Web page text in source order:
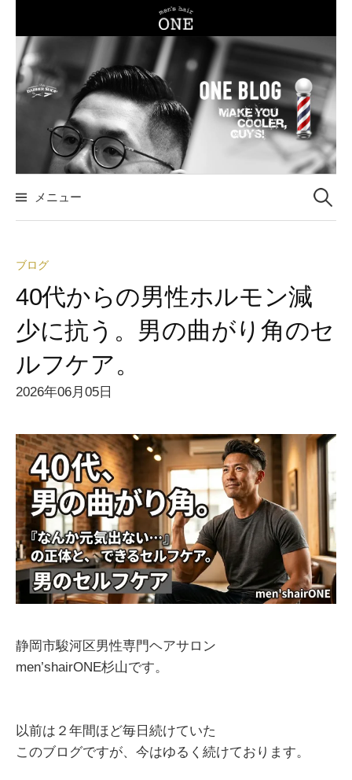
テ
ン
ツ
プ
メニュー 検
:
ブログ
40代からの男性ホルモン減
少に抗う。男の曲がり角のセ
ルフケア。
2026年06月05日
静岡市駿河区男性専門ヘアサロン
men’shairONE杉山です。
以前は２年間ほど毎日続けていた
このブログですが、今はゆるく続けております。